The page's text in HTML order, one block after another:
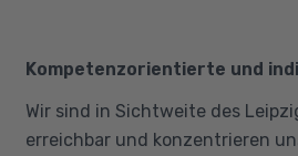
Kompetenzorientierte und
Wir sind in Sichtweite des
erreichbar und konzentrieren